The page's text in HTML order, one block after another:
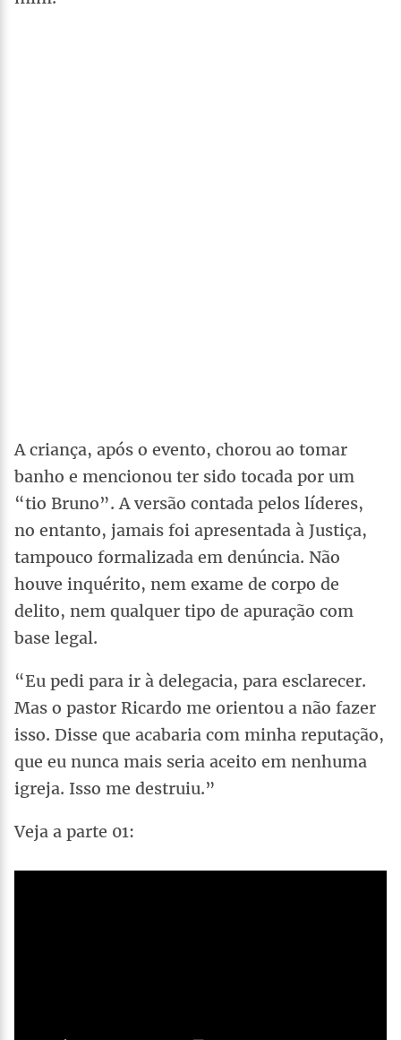
A criança, após o evento, chorou ao tomar
banho e mencionou ter sido tocada por um
“tio Bruno”. A versão contada pelos líderes,
no entanto, jamais foi apresentada à Justiça,
tampouco formalizada em denúncia. Não
houve inquérito, nem exame de corpo de
delito, nem qualquer tipo de apuração com
base legal.
“Eu pedi para ir à delegacia, para esclarecer.
Mas o pastor Ricardo me orientou a não fazer
isso. Disse que acabaria com minha reputação,
que eu nunca mais seria aceito em nenhuma
igreja. Isso me destruiu.”
Veja a parte 01: